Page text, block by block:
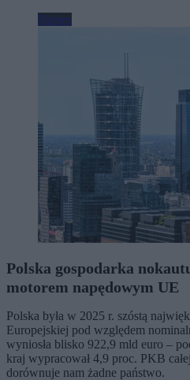
Biznes
Polska gospodarka
motorem napędowym UE
Polska była w 2025 r. szóstą
Europejskiej pod względem
wyniosła blisko 922,9 mld euro –
kraj wypracował 4,9 proc. PKB
dorównuje nam żadne państwo.